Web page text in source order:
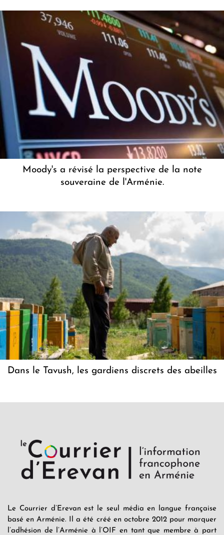
Moody's a révisé la perspective de la note
souveraine de l'Arménie.
Dans le Tavush, les gardiens discrets des abeilles
Le Courrier d’Erevan est le seul média en langue française
basé en Arménie. Il a été créé en octobre 2012 pour marquer
l’adhésion de l’Arménie à l’OIF en tant que membre à part